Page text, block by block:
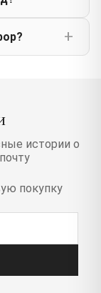
истории о
покупку